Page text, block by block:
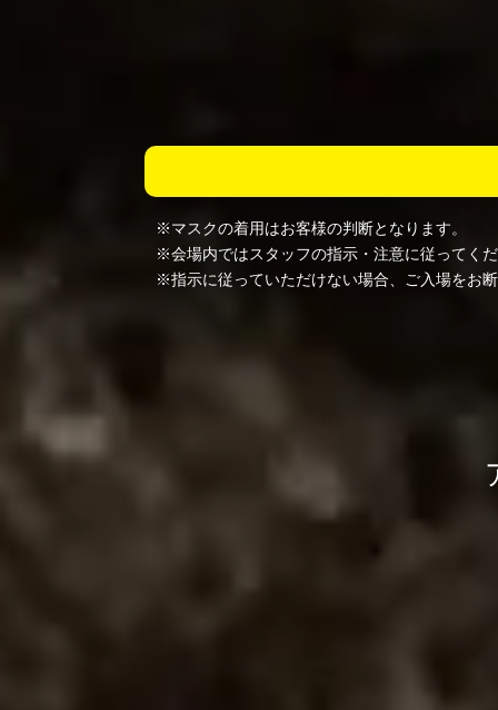
※マスクの着用はお客様の判断となります。
※会場内ではスタッフの指示・注意に従ってく
※指示に従っていただけない場合、ご入場をお